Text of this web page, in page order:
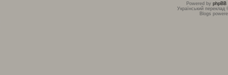
Powered by phpBB
Український
Blogs